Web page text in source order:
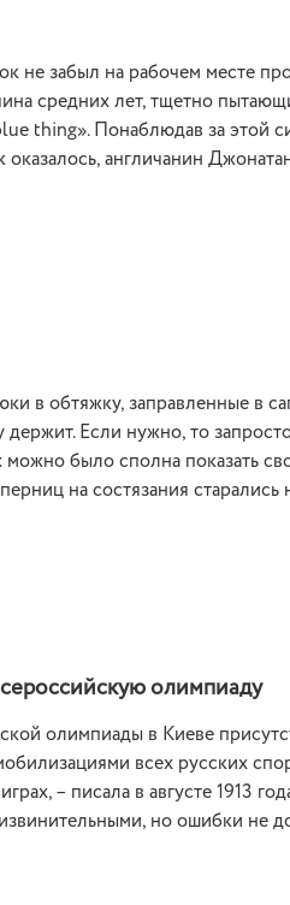
не забыл на рабочем месте
средних лет, тщетно
thing». Понаблюдав за этой
оказалось, англичанин
в обтяжку, заправленные в
Если нужно, то
было сполна показать
на состязания старались
олимпиаду
олимпиады в Киеве
всех русских
– писала в августе 1913
но ошибки не